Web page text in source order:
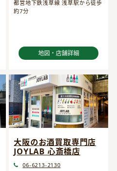
都営地下鉄浅草線 浅草駅から徒歩
約7分
地図・店舗詳細
大阪のお酒買取専門店
JOYLAB 心斎橋店
06-6213-2130